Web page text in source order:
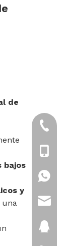
de
bajos
y
una
+86-
+86-